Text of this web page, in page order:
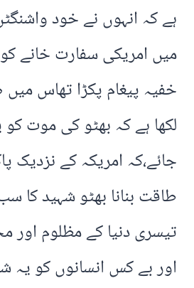
ہے کہ انہوں نے خود
میں امریکی سفارت خانے
خفیہ پیغام پکڑا تھاس
لکھا ہے کہ بھٹو کی موت کو
جائے،کہ امریکہ کے نزدیک
طاقت بنانا بھٹو شہید کا
تیسری دنیا کے مظلوم اور
اور بے کس انسانوں کو یہ